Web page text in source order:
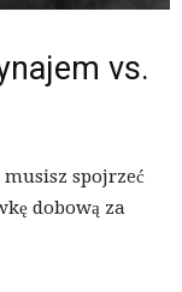
vs.
musisz spojrzeć
dobową za